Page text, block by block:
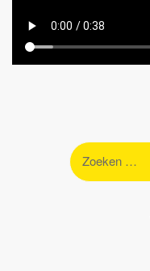
Zoeken
naar: